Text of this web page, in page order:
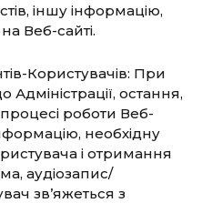
іншу інформацію,
Веб-сайті.
Користувачів: При
Адміністрації, остання,
роботи Веб-
необхідну
і отримання
аудіозапис/
зв’яжеться з